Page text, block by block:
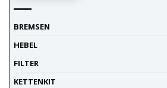
SOLEX
UP ACCESSORY
UP SPARE PARTS
BREMSEN
HEBEL
FILTER
KETTENKIT